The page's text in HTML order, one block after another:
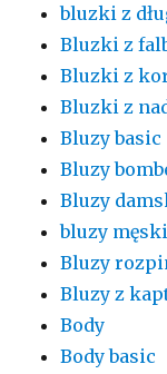
bluzki z
Bluzki z
Bluzki z
Bluzki z
Bluzy basic
Bluzy
Bluzy
bluzy
Bluzy
Bluzy z
Body
Body basic